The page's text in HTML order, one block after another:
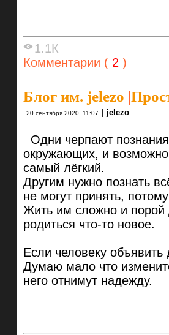
1.1К
Комментарии ( 2 )
Блог им. jelezo |
20 сентября 2020, 11:07 | jelezo
Одни черпают
окружающих, и
самый лёгкий.
Другим нужно познать
не могут принять,
Жить им сложно и порой
родиться что-то новое.
Если человеку объявить
Думаю мало что
него отнимут надежду.